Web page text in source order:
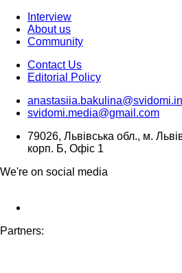
Interview
About us
Community
Contact Us
Editorial Policy
svidomi.media@gmail.com
79026, Львівська обл., м.
корп. Б, Офіс 1
We're on social media
Partners: